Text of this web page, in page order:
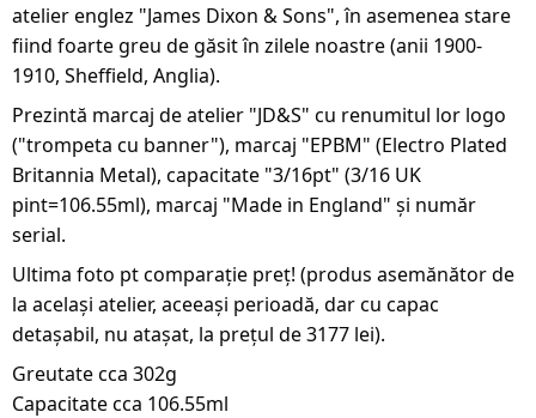
atelier englez "James Dixon & Sons", în asemenea stare
fiind foarte greu de găsit în zilele noastre (anii 1900-
1910, Sheffield, Anglia).
Prezintă marcaj de atelier "JD&S" cu renumitul lor logo
("trompeta cu banner"), marcaj "EPBM" (Electro Plated
Britannia Metal), capacitate "3/16pt" (3/16 UK
pint=106.55ml), marcaj "Made in England" și număr
serial.
Ultima foto pt comparație preț! (produs asemănător de
la același atelier, aceeași perioadă, dar cu capac
detașabil, nu atașat, la prețul de 3177 lei).
Greutate cca 302g
Capacitate cca 106.55ml